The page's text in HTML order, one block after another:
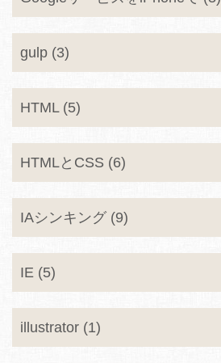
gulp (3)
HTML (5)
HTMLとCSS (6)
IAシンキング (9)
IE (5)
illustrator (1)